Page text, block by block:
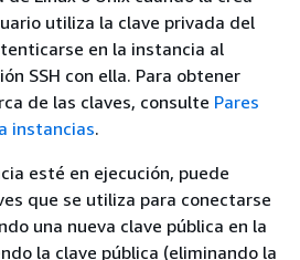
utiliza la clave privada del
en la instancia al
SSH con ella. Para obtener
de las claves, consulte Pares
instancias.
esté en ejecución, puede
que se utiliza para conectarse
una nueva clave pública en la
la clave pública (eliminando la